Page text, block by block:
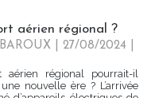
aérien régional ?
BAROUX | 27/08/2024
aérien régional pourrait-il
nouvelle ère ? L’arrivée